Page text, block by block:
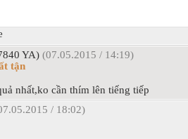
YA) (07.05.2015 / 14:19)
tận
nhất,ko cần thím lên tiếng tiếp
/ 18:02)